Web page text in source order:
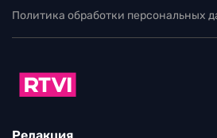
Политика обработки персональных
Редакция